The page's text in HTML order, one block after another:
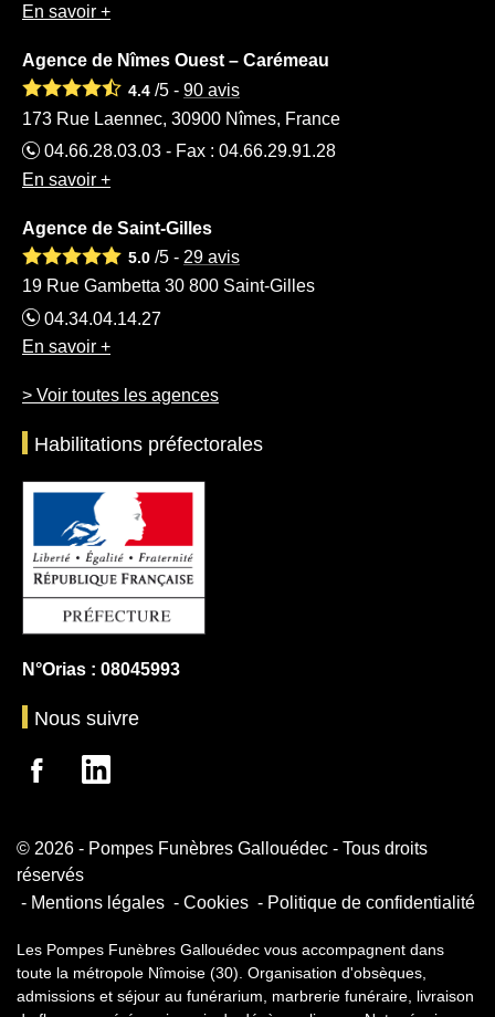
En savoir +
Agence de Nîmes Ouest – Carémeau
4.4 /5 - 90 avis
173 Rue Laennec, 30900 Nîmes, France
04.66.28.03.03 - Fax : 04.66.29.91.28
En savoir +
Agence de Saint-Gilles
5.0 /5 - 29 avis
19 Rue Gambetta 30 800 Saint-Gilles
04.34.04.14.27
En savoir +
> Voir toutes les agences
Habilitations préfectorales
N°Orias : 08045993
Nous suivre
© 2026 - Pompes Funèbres Gallouédec - Tous droits
réservés
Mentions légales
Cookies Politique de confidentialité
Les Pompes Funèbres Gallouédec vous accompagnent dans
toute la métropole Nîmoise (30). Organisation d'obsèques,
admissions et séjour au funérarium, marbrerie funéraire, livraison